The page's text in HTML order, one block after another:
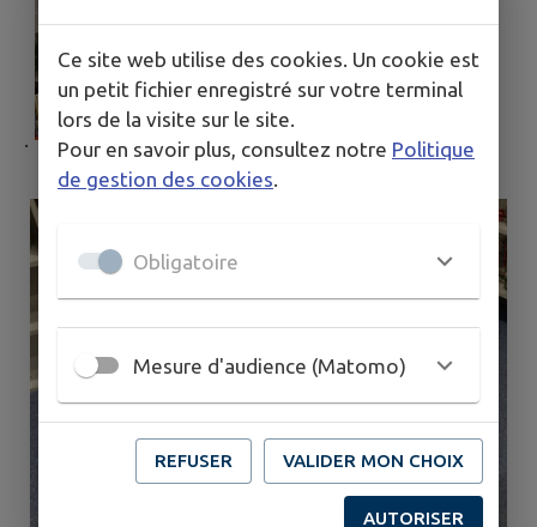
Ce site web utilise des cookies. Un cookie est
un petit fichier enregistré sur votre terminal
lors de la visite sur le site.
Pour en savoir plus, consultez notre Politique
de gestion des cookies.
Obligatoire
Mesure d'audience (Matomo)
REFUSER VALIDER MON CHOIX
AUTORISER